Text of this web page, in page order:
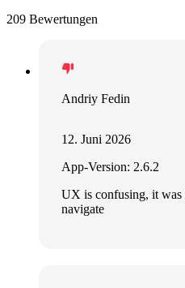
209 Bewertungen
Andriy Fedin
12. Juni 2026
App-Version: 2.6.2
UX is confusing, it was
navigate